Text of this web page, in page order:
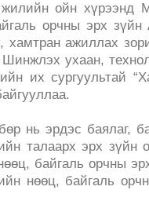
ойн хүрээнд
орчны эрх зүйн
хамтран ажиллах
ухаан,
их сургуультай
нь эрдэс баялаг,
талаарх эрх зүйн
байгаль орчны
нөөц, байгаль